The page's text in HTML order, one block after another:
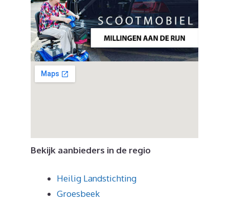
Bekijk aanbieders in de regio
Heilig Landstichting
Groesbeek